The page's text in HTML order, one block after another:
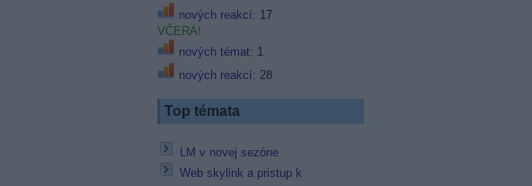
nových reakcí: 17
VČERA!
nových témat: 1
nových reakcí: 28
Top témata
LM v novej sezóne
Web skylink a pristup k